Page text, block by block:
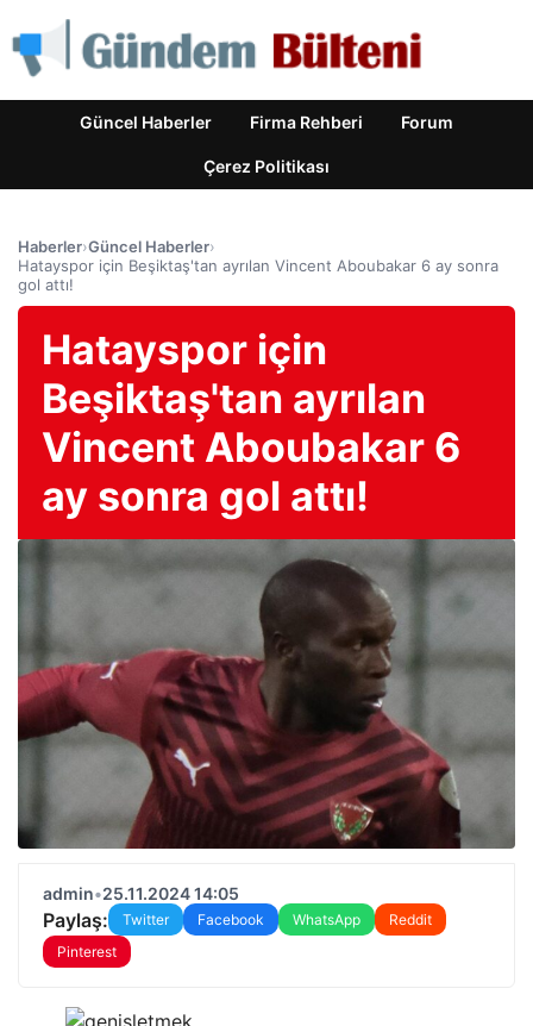
Güncel Haberler Firma Rehberi Forum
Çerez Politikası
Haberler›Güncel Haberler›
Hatayspor için Beşiktaş'tan ayrılan Vincent Aboubakar 6 ay sonra
gol attı!
Hatayspor için
Beşiktaş'tan ayrılan
Vincent Aboubakar 6
ay sonra gol attı!
admin•25.11.2024 14:05
Paylaş: Twitter Facebook WhatsApp
Reddit
Pinterest